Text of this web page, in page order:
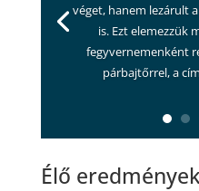
véget, hanem lezárult
is. Ezt elemezzük
fegyvernemenként
párbajtőrrel, a
Élő